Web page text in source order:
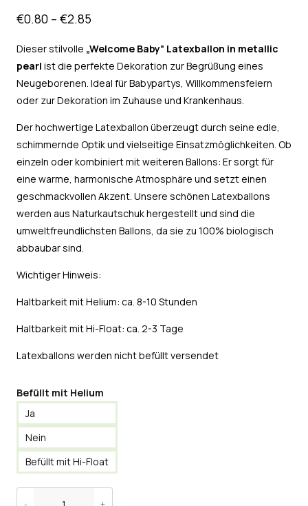
€0.80 – €2.85
Dieser stilvolle „Welcome Baby“ Latexballon in metallic
pearl ist die perfekte Dekoration zur Begrüßung eines
Neugeborenen. Ideal für Babypartys, Willkommensfeiern
oder zur Dekoration im Zuhause und Krankenhaus.
Der hochwertige Latexballon überzeugt durch seine edle,
schimmernde Optik und vielseitige Einsatzmöglichkeiten. Ob
einzeln oder kombiniert mit weiteren Ballons: Er sorgt für
eine warme, harmonische Atmosphäre und setzt einen
geschmackvollen Akzent. Unsere schönen Latexballons
werden aus Naturkautschuk hergestellt und sind die
umweltfreundlichsten Ballons, da sie zu 100% biologisch
abbaubar sind.
Wichtiger Hinweis:
Haltbarkeit mit Helium: ca. 8-10 Stunden
Haltbarkeit mit Hi-Float: ca. 2-3 Tage
Latexballons werden nicht befüllt versendet
Befüllt mit Helium
Ja
Nein
Befüllt mit Hi-Float